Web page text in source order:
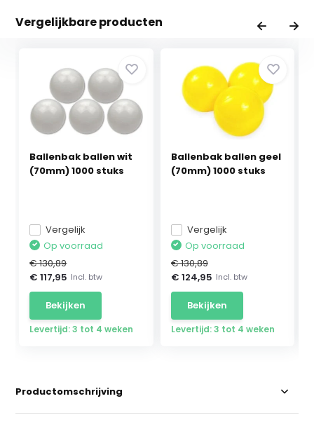
Vergelijkbare producten
Ballenbak ballen wit
(70mm) 1000 stuks
Vergelijk
Op voorraad
€ 130,89
€ 117,95 Incl. btw
Bekijken
Levertijd: 3 tot 4 weken
Ballenbak ballen geel
(70mm) 1000 stuks
Vergelijk
Op voorraad
€ 130,89
€ 124,95 Incl. btw
Bekijken
Levertijd: 3 tot 4 weken
Productomschrijving